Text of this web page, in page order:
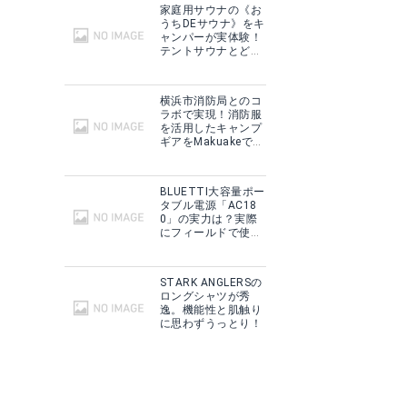
家庭用サウナの《お
うちDEサウナ》をキ
ャンパーが実体験！
テントサウナとどこ
横浜市消防局とのコ
ラボで実現！消防服
を活用したキャンプ
ギアをMakuakeで予
BLUETTI大容量ポー
タブル電源「AC18
0」の実力は？実際
にフィールドで使用
STARK ANGLERSの
ロングシャツが秀
逸。機能性と肌触り
に思わずうっとり！